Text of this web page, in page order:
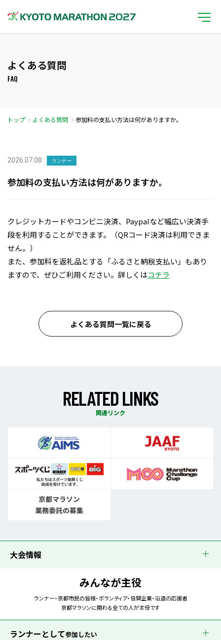
よくある質問
FAQ
トップ よくある質問 参加料の支払い方法は何がありますか。
2026.07.08 ランナー
参加料の支払い方法は何がありますか。
クレジットカードやコンビニ決済、Paypalなど幅広い決済手
段を利用することができます。（QRコード決済は利用できま
せん。）
また、参加料を返礼品とする「ふるさと納税支払い」もあり
ますので、ぜひご利用ください。詳しくはコチラ
よくある質問一覧に戻る
RELATEDLINKS
関連リンク
大会情報
みんなが主役
ランナー・京都市民の皆様・ボランティア・協賛企業・沿道の応援者
京都マラソンに関わる全ての人が主役です
ランナーとして参加したい